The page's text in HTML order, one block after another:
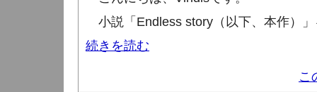
小説「 Endless story （以下、本作）
続きを読む
こ